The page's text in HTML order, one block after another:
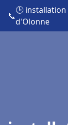
📞
🕒 installation
d'Olonne